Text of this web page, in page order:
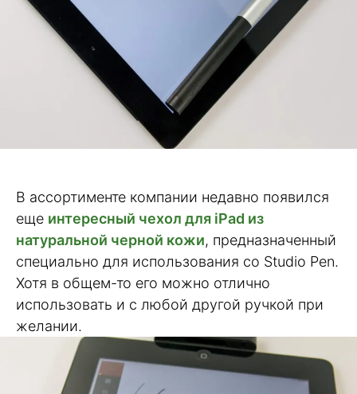
В ассортименте компании недавно появился
еще интересный чехол для iPad из
натуральной черной кожи, предназначенный
специально для использования со Studio Pen.
Хотя в общем-то его можно отлично
использовать и с любой другой ручкой при
желании.